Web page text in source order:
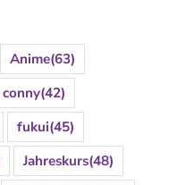
Anime(63)
conny(42)
fukui(45)
Jahreskurs(48)